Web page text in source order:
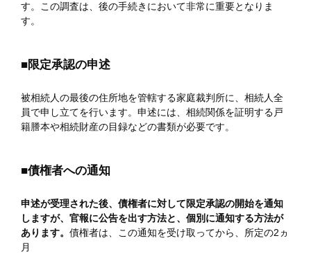
す。この調査は、後の手続きにおいて非常に重要となりま
す。
■限定承認の申述
被相続人の最後の住所地を管轄する家庭裁判所に、相続人全
員で申し立てを行います。申述には、相続関係を証明する戸
籍謄本や相続財産の目録などの書類が必要です。
■債権者への通知
申述が受理された後、債権者に対して限定承認の開始を通知
しますが、官報に公告を出す方法と、個別に通知する方法が
あります。 債権者は、この通知を受け取ってから、所定の2ヵ
月